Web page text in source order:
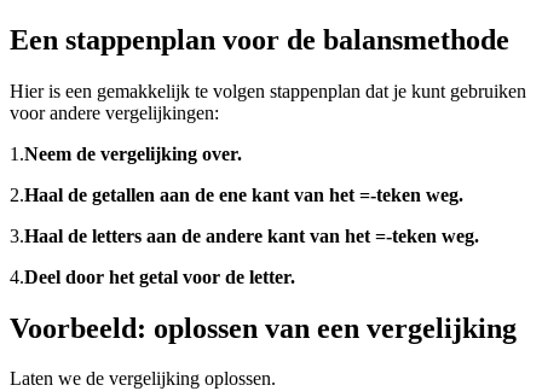
Een stappenplan voor de balansmethode
Hier is een gemakkelijk te volgen stappenplan dat je kunt gebruiken
voor andere vergelijkingen:
1.Neem de vergelijking over.
2.Haal de getallen aan de ene kant van het =-teken weg.
3.Haal de letters aan de andere kant van het =-teken weg.
4.Deel door het getal voor de letter.
Voorbeeld: oplossen van een vergelijking
Laten we de vergelijking oplossen.